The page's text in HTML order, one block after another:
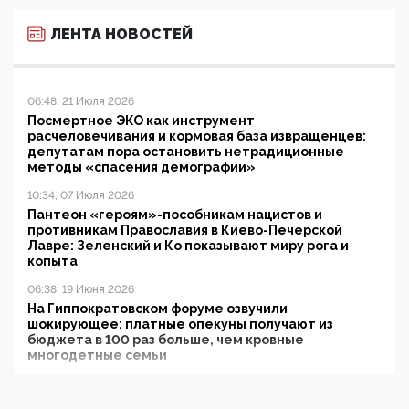
ЛЕНТА НОВОСТЕЙ
06:48, 21 Июля 2026
Посмертное ЭКО как инструмент
расчеловечивания и кормовая база извращенцев:
депутатам пора остановить нетрадиционные
методы «спасения демографии»
10:34, 07 Июля 2026
Пантеон «героям»-пособникам нацистов и
противникам Православия в Киево-Печерской
Лавре: Зеленский и Ко показывают миру рога и
копыта
06:38, 19 Июня 2026
На Гиппократовском форуме озвучили
шокирующее: платные опекуны получают из
бюджета в 100 раз больше, чем кровные
многодетные семьи